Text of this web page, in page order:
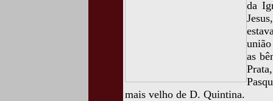
da
as
mais velho de D. Quintina.